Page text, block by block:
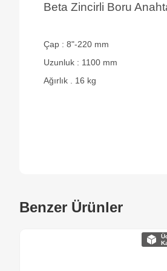
Beta Zincirli Boru
Çap : 8"-220 mm
Uzunluk : 1100 mm
Ağırlık . 16 kg
Benzer Ürünler